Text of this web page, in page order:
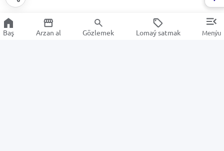
Baş Arzan al Gözlemek Lomaý satmak Menýu